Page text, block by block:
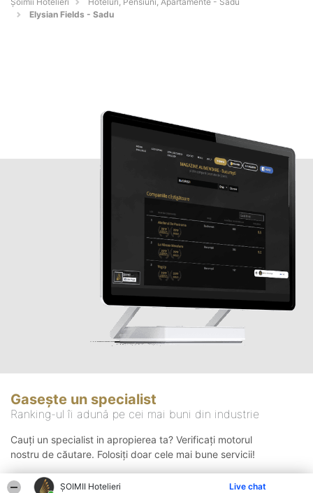
ȘOIMII Hotelieri Live chat
Elysian Fields - Sadu
Gasește un specialist
Ranking-ul îi adună pe cei mai buni din industrie
Cauți un specialist in apropierea ta? Verificați motorul
nostru de căutare. Folosiți doar cele mai bune servicii!